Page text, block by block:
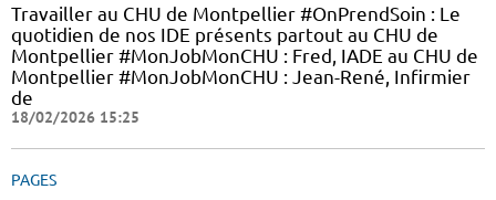
Travailler au CHU de Montpellier #OnPrendSoin : Le
quotidien de nos IDE présents partout au CHU de
Montpellier #MonJobMonCHU : Fred, IADE au CHU de
Montpellier #MonJobMonCHU : Jean-René, Infirmier
de
18/02/2026 15:25
PAGES